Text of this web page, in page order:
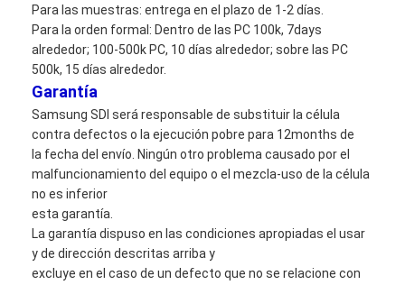
Para las muestras: entrega en el plazo de 1-2 días.
Para la orden formal: Dentro de las PC 100k, 7days
alrededor; 100-500k PC, 10 días alrededor; sobre las PC
500k, 15 días alrededor.
Garantía
Samsung SDI será responsable de substituir la célula
contra defectos o la ejecución pobre para 12months de
la fecha del envío. Ningún otro problema causado por el
malfuncionamiento del equipo o el mezcla-uso de la célula
no es inferior
esta garantía.
La garantía dispuso en las condiciones apropiadas el usar
y de dirección descritas arriba y
excluye en el caso de un defecto que no se relacione con